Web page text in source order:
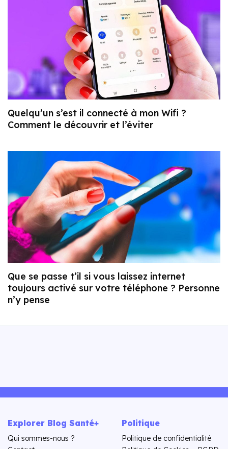
Quelqu’un s’est il connecté à mon Wifi ?
Comment le découvrir et l’éviter
Que se passe t’il si vous laissez internet
toujours activé sur votre téléphone ? Personne
n’y pense
Explorer Blog Santé+
Qui sommes-nous ?
Politique
Politique de confidentialité